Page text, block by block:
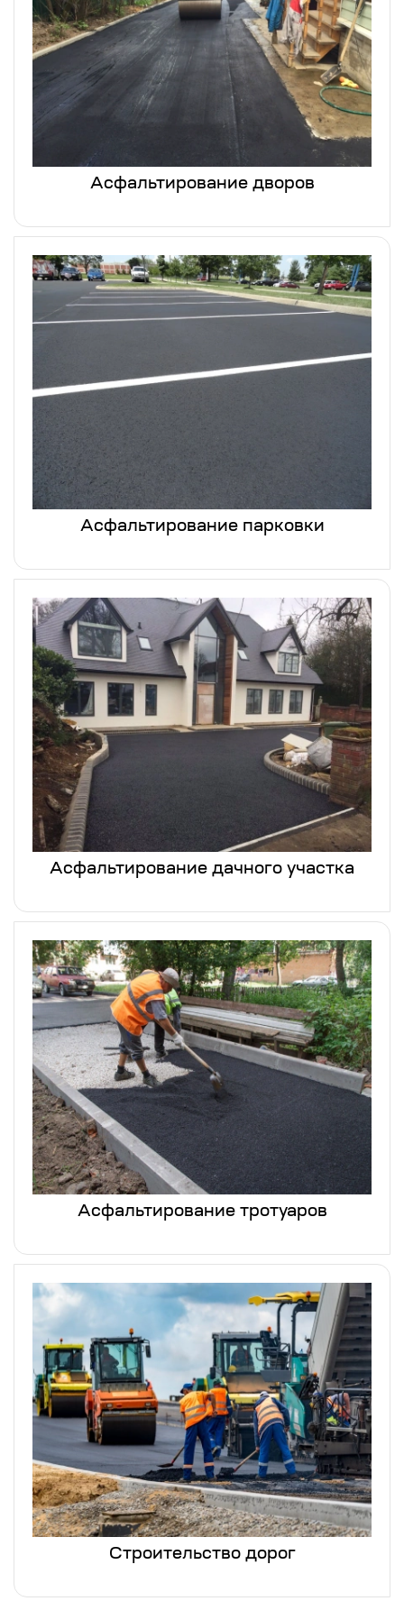
Асфальтирование дворов
Асфальтирование парковки
Асфальтирование дачного участка
Асфальтирование тротуаров
Строительство дорог